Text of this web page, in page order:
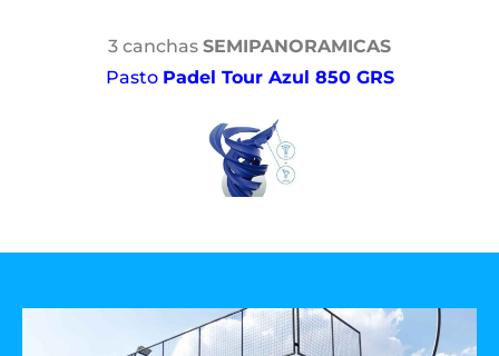
3 canchas SEMIPANORAMICAS
Pasto Padel Tour Azul 850 GRS